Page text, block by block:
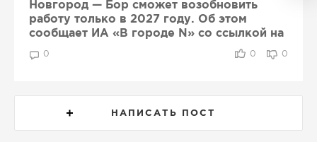
Новгород — Бор сможет возобновить
работу только в 2027 году. Об этом
сообщает ИА «В городе N» со ссылкой на
ведомство.
является максимальным периодом,
установленным для устранения нарушений,
0 0 0
НАПИСАТЬ ПОСТ